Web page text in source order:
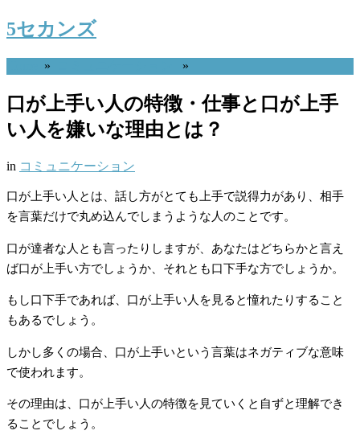
5セカンズ
» »
口が上手い人の特徴・仕事と口が上手
い人を嫌いな理由とは？
in コミュニケーション
口が上手い人とは、話し方がとても上手で説得力があり、相手
を言葉だけで丸め込んでしまうような人のことです。
口が達者な人とも言ったりしますが、あなたはどちらかと言え
ば口が上手い方でしょうか、それとも口下手な方でしょうか。
もし口下手であれば、口が上手い人を見ると憧れたりすること
もあるでしょう。
しかし多くの場合、口が上手いという言葉はネガティブな意味
で使われます。
その理由は、口が上手い人の特徴を見ていくと自ずと理解でき
ることでしょう。